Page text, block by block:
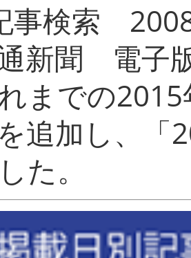
事検索
新聞 電子
までの
追加し、「
まし